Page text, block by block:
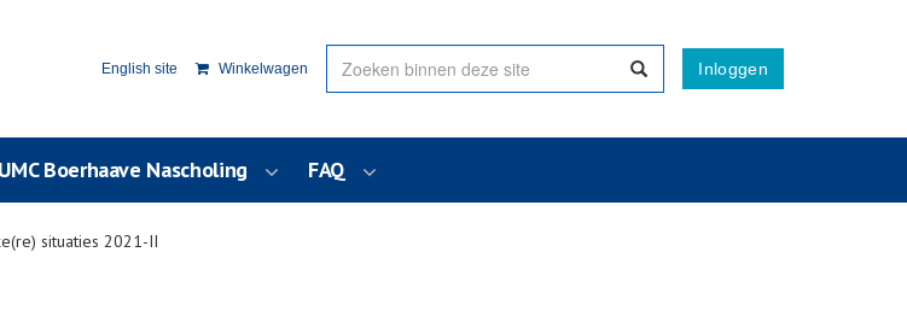
Inloggen
English site Winkelwagen
Boerhaave Nascholing FAQ
situaties 2021-II